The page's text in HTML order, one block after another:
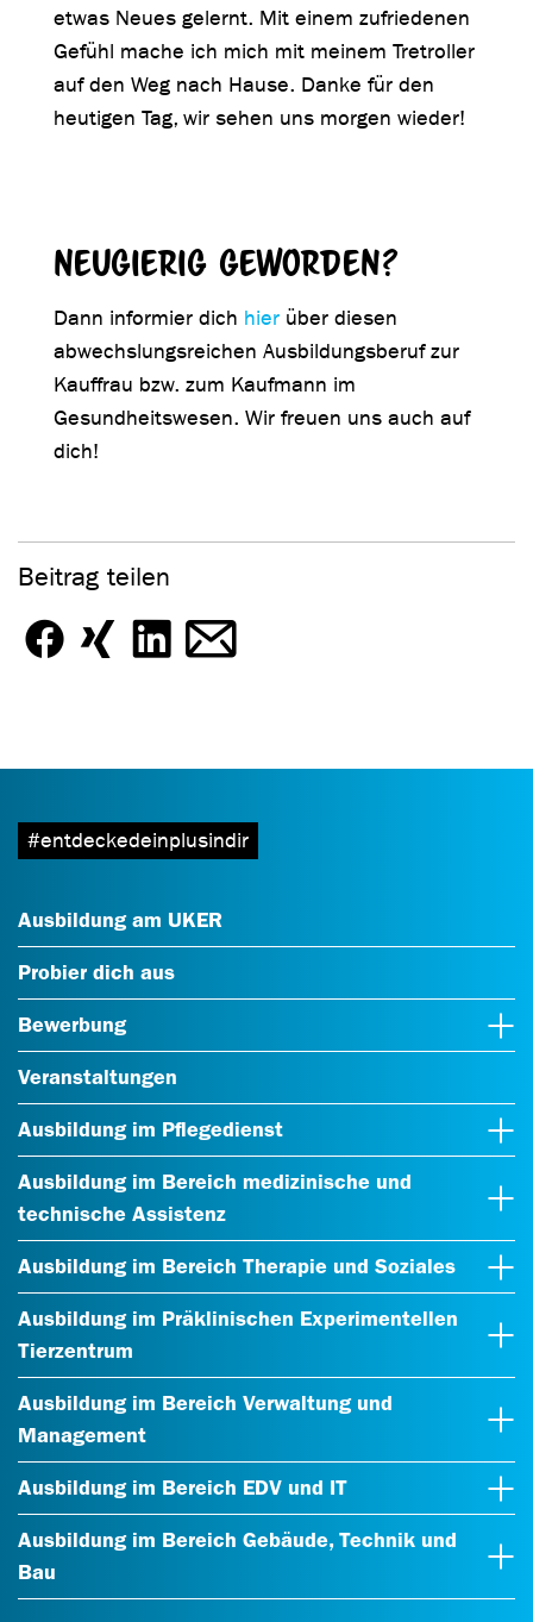
etwas Neues gelernt. Mit einem zufriedenen
Gefühl mache ich mich mit meinem Tretroller
auf den Weg nach Hause. Danke für den
heutigen Tag, wir sehen uns morgen wieder!
Neugierig geworden?
Dann informier dich hier über diesen
abwechslungsreichen Ausbildungsberuf zur
Kauffrau bzw. zum Kaufmann im
Gesundheitswesen. Wir freuen uns auch auf
dich!
Beitrag teilen
#entdeckedeinplusindir
Ausbildung am UKER
Probier dich aus
Bewerbung
Veranstaltungen
Ausbildung im Pflegedienst
Ausbildung im Bereich medizinische und
technische Assistenz
Ausbildung im Bereich Therapie und Soziales
Ausbildung im Präklinischen Experimentellen
Tierzentrum
Ausbildung im Bereich Verwaltung und
Management
Ausbildung im Bereich EDV und IT
Ausbildung im Bereich Gebäude, Technik und
Bau